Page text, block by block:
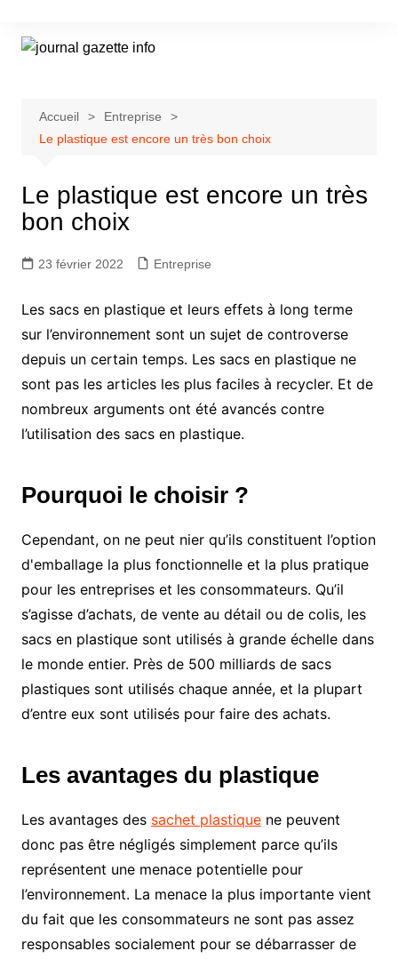
contenu
Accueil
Entreprise
Le plastique est encore un très bon choix
Le plastique est encore un très
bon choix
23 février 2022 Entreprise
Les sacs en plastique et leurs effets à long terme
sur l’environnement sont un sujet de controverse
depuis un certain temps. Les sacs en plastique ne
sont pas les articles les plus faciles à recycler. Et de
nombreux arguments ont été avancés contre
l’utilisation des sacs en plastique.
Pourquoi le choisir ?
Cependant, on ne peut nier qu’ils constituent l’option
d'emballage la plus fonctionnelle et la plus pratique
pour les entreprises et les consommateurs. Qu’il
s’agisse d’achats, de vente au détail ou de colis, les
sacs en plastique sont utilisés à grande échelle dans
le monde entier. Près de 500 milliards de sacs
plastiques sont utilisés chaque année, et la plupart
d’entre eux sont utilisés pour faire des achats.
Les avantages du plastique
Les avantages des sachet plastiquene peuvent
donc pas être négligés simplement parce qu’ils
représentent une menace potentielle pour
l’environnement. La menace la plus importante vient
du fait que les consommateurs ne sont pas assez
responsables socialement pour se débarrasser de